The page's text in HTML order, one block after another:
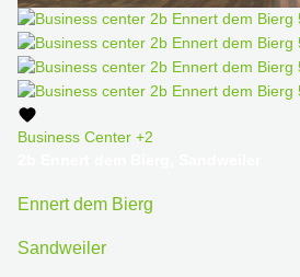
Business Center +2
Ennert dem Bierg
Sandweiler